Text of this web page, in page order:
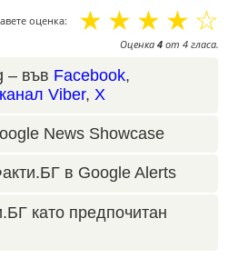
оценка: ☆
☆
☆
☆
☆
Оценка 4 от 4 гласа.
– във Facebook,
канал Viber, X
News Showcase
в Google Alerts
като предпочитан